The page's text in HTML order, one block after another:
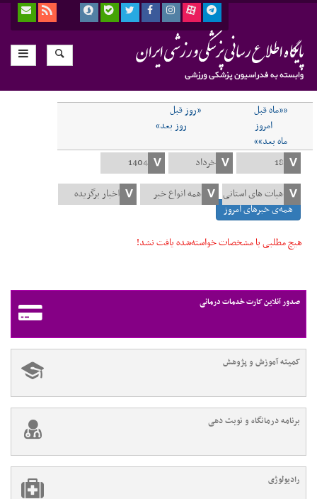
««ماه قبل
«روز قبل
امروز
روز بعد»
ماه بعد»»
همه‌ی خبرهای امروز
هیچ مطلبی با مشخصات خواسته‌شده یافت نشد!
صدور آنلاین کارت خدمات درمانی
کمیته آموزش و پژوهش
برنامه درمانگاه و نوبت دهی
رادیولوژی